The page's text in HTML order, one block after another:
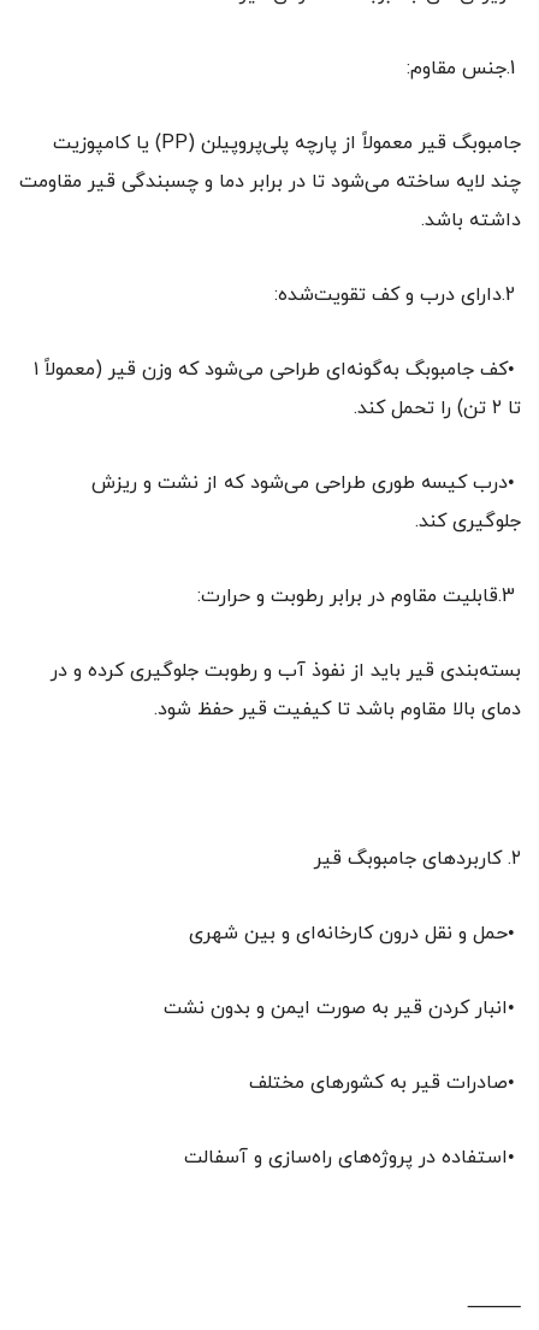
جامبوبگ قیر معمولاً از پارچه پلی‌پروپیلن (PP) یا کامپوزیت
چند لایه ساخته می‌شود تا در برابر دما و چسبندگی قیر مقاومت
داشته باشد.
•کف جامبوبگ به‌گونه‌ای طراحی می‌شود که وزن قیر (معمولاً ۱
تا ۲ تن) را تحمل کند.
•درب کیسه طوری طراحی می‌شود که از نشت و ریزش
جلوگیری کند.
بسته‌بندی قیر باید از نفوذ آب و رطوبت جلوگیری کرده و در
دمای بالا مقاوم باشد تا کیفیت قیر حفظ شود.
۲. کاربردهای جامبوبگ قیر
•حمل و نقل درون کارخانه‌ای و بین شهری
•انبار کردن قیر به صورت ایمن و بدون نشت
•صادرات قیر به کشورهای مختلف
•استفاده در پروژه‌های راه‌سازی و آسفالت
⸻